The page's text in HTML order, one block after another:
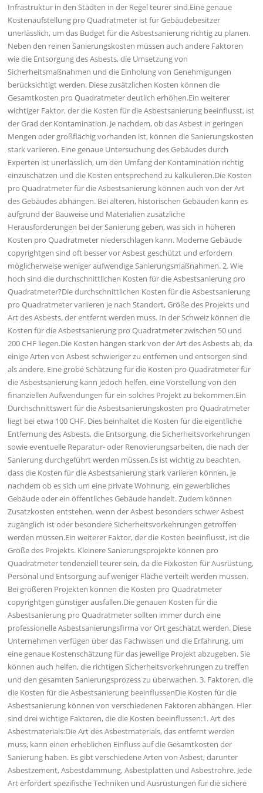
Infrastruktur in den Städten in der Regel teurer sind.Eine genaue
Kostenaufstellung pro Quadratmeter ist für Gebäudebesitzer
unerlässlich, um das Budget für die Asbestsanierung richtig zu planen.
Neben den reinen Sanierungskosten müssen auch andere Faktoren
wie die Entsorgung des Asbests, die Umsetzung von
Sicherheitsmaßnahmen und die Einholung von Genehmigungen
berücksichtigt werden. Diese zusätzlichen Kosten können die
Gesamtkosten pro Quadratmeter deutlich erhöhen.Ein weiterer
wichtiger Faktor, der die Kosten für die Asbestsanierung beeinflusst, ist
der Grad der Kontamination. Je nachdem, ob das Asbest in geringen
Mengen oder großflächig vorhanden ist, können die Sanierungskosten
stark variieren. Eine genaue Untersuchung des Gebäudes durch
Experten ist unerlässlich, um den Umfang der Kontamination richtig
einzuschätzen und die Kosten entsprechend zu kalkulieren.Die Kosten
pro Quadratmeter für die Asbestsanierung können auch von der Art
des Gebäudes abhängen. Bei älteren, historischen Gebäuden kann es
aufgrund der Bauweise und Materialien zusätzliche
Herausforderungen bei der Sanierung geben, was sich in höheren
Kosten pro Quadratmeter niederschlagen kann. Moderne Gebäude
copyrightgen sind oft besser vor Asbest geschützt und erfordern
möglicherweise weniger aufwendige Sanierungsmaßnahmen. 2. Wie
hoch sind die durchschnittlichen Kosten für die Asbestsanierung pro
Quadratmeter?Die durchschnittlichen Kosten für die Asbestsanierung
pro Quadratmeter variieren je nach Standort, Größe des Projekts und
Art des Asbests, der entfernt werden muss. In der Schweiz können die
Kosten für die Asbestsanierung pro Quadratmeter zwischen 50 und
200 CHF liegen.Die Kosten hängen stark von der Art des Asbests ab, da
einige Arten von Asbest schwieriger zu entfernen und entsorgen sind
als andere. Eine grobe Schätzung für die Kosten pro Quadratmeter für
die Asbestsanierung kann jedoch helfen, eine Vorstellung von den
finanziellen Aufwendungen für ein solches Projekt zu bekommen.Ein
Durchschnittswert für die Asbestsanierungskosten pro Quadratmeter
liegt bei etwa 100 CHF. Dies beinhaltet die Kosten für die eigentliche
Entfernung des Asbests, die Entsorgung, die Sicherheitsvorkehrungen
sowie eventuelle Reparatur- oder Renovierungsarbeiten, die nach der
Sanierung durchgeführt werden müssen.Es ist wichtig zu beachten,
dass die Kosten für die Asbestsanierung stark variieren können, je
nachdem ob es sich um eine private Wohnung, ein gewerbliches
Gebäude oder ein öffentliches Gebäude handelt. Zudem können
Zusatzkosten entstehen, wenn der Asbest besonders schwer Asbest
zugänglich ist oder besondere Sicherheitsvorkehrungen getroffen
werden müssen.Ein weiterer Faktor, der die Kosten beeinflusst, ist die
Größe des Projekts. Kleinere Sanierungsprojekte können pro
Quadratmeter tendenziell teurer sein, da die Fixkosten für Ausrüstung,
Personal und Entsorgung auf weniger Fläche verteilt werden müssen.
Bei größeren Projekten können die Kosten pro Quadratmeter
copyrightgen günstiger ausfallen.Die genauen Kosten für die
Asbestsanierung pro Quadratmeter sollten immer durch eine
professionelle Asbestsanierungsfirma vor Ort geschätzt werden. Diese
Unternehmen verfügen über das Fachwissen und die Erfahrung, um
eine genaue Kostenschätzung für das jeweilige Projekt abzugeben. Sie
können auch helfen, die richtigen Sicherheitsvorkehrungen zu treffen
und den gesamten Sanierungsprozess zu überwachen. 3. Faktoren, die
die Kosten für die Asbestsanierung beeinflussenDie Kosten für die
Asbestsanierung können von verschiedenen Faktoren abhängen. Hier
sind drei wichtige Faktoren, die die Kosten beeinflussen:1. Art des
Asbestmaterials:Die Art des Asbestmaterials, das entfernt werden
muss, kann einen erheblichen Einfluss auf die Gesamtkosten der
Sanierung haben. Es gibt verschiedene Arten von Asbest, darunter
Asbestzement, Asbestdämmung, Asbestplatten und Asbestrohre. Jede
Art erfordert spezifische Techniken und Ausrüstungen für die sichere